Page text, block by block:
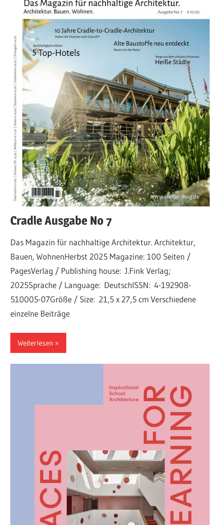
Cradle Ausgabe No 7
Das Magazin für nachhaltige Architektur. Architektur,
Bauen, WohnenHerbst 2025 Magazine: 100 Seiten /
PagesVerlag / Publishing house: J.Fink Verlag;
2025Sprache / Language: DeutschISSN: 4-192908-
510005-07Größe / Size: 21,5 x 27,5 cm Verschiedene
einzelne Beiträge
Weiterlesen